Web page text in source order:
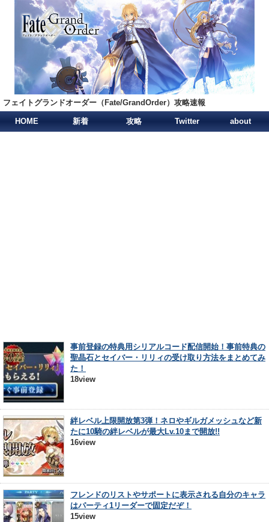
フェイトグランドオーダー（Fate/GrandOrder）攻略速報
HOME 新着 攻略 Twitter about
事前登録の特典用シリアルコード配信開始！事前特典の
聖晶石とセイバー・リリィの受け取り方法をまとめてみ
た！
18view
絆レベル上限開放第3弾！ネロやギルガメッシュなど新
たに10騎の絆レベルが最大Lv.10まで開放!!
16view
フレンドのリストやサポートに表示される自分のキャラ
はパーティ1リーダーで固定だぞ！
15view